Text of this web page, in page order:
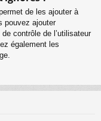
de les ajouter à
pouvez ajouter
contrôle de l’utilisateur
également les